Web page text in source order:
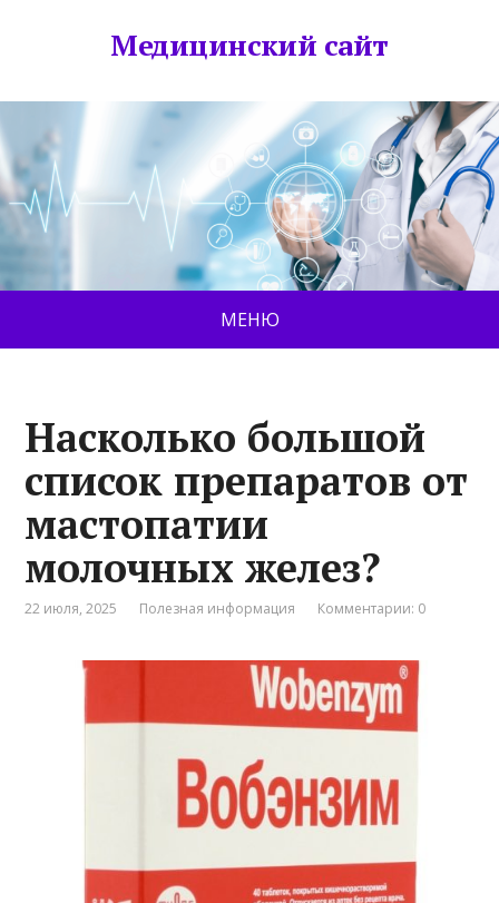
Медицинский сайт
МЕНЮ
Насколько большой
список препаратов от
мастопатии
молочных желез?
22 июля, 2025 Полезная информация Комментарии: 0